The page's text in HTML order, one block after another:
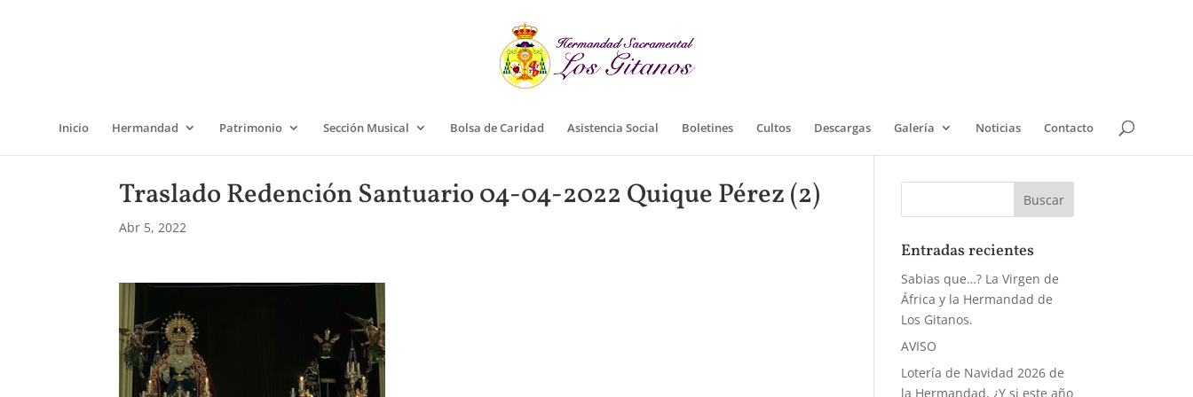
Inicio Hermandad Patrimonio Sección Musical Bolsa de Caridad Asistencia Social Boletines Cultos Descargas Galería Noticias Contacto
Traslado Redención Santuario 04-04-2022 Quique Pérez (2)
Abr 5, 2022
Entradas recientes
Sabias que…? La Virgen de
África y la Hermandad de
Los Gitanos.
AVISO
Lotería de Navidad 2026 de
la Hermandad, ¿Y si este año